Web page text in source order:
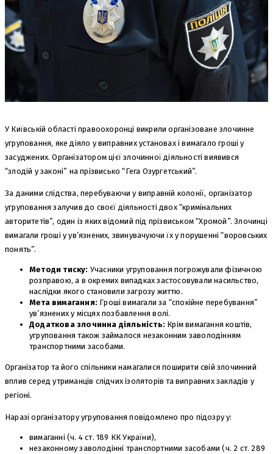
У Київській області правоохоронці викрили організоване злочинне
угруповання, яке діяло у виправних установах і вимагало гроші у
засуджених. Організатором цієї злочинної діяльності виявився
“злодій у законі” на прізвисько “Гега Озургетський”.
За даними слідства, перебуваючи у виправній колонії, організатор
угруповання залучив до своєї діяльності двох “кримінальних
авторитетів”, один із яких відомий під прізвиськом “Хромой”. Злочинці
вимагали гроші у ув’язнених, звинувачуючи їх у порушенні “воровських
понять”.
Методи тиску: Учасники угруповання погрожували фізичною
розправою, а в окремих випадках застосовували насильство,
наслідки якого становили загрозу життю.
Мета вимагання: Гроші вимагали за “спокійне перебування”
ув’язнених у місцях позбавлення волі.
Додаткова злочинна діяльність: Крім вимагання коштів,
угруповання також займалося незаконним заволодінням
транспортними засобами.
Організатор та його спільники намагалися поширити свій злочинний
вплив серед утриманців слідчих ізоляторів та виправних закладів у
регіоні.
Наразі організатору угруповання повідомлено про підозру у:
вимаганні (ч. 4 ст. 189 КК України),
незаконному заволодінні транспортними засобами (ч. 2 ст. 289